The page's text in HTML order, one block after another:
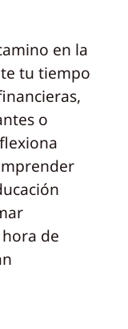
en la
tu tiempo
o
de